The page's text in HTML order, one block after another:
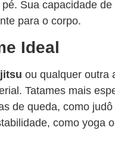
Sua capacidade
para o corpo.
Ideal
ou qualquer outra
Tatames mais
de queda, como
como yoga